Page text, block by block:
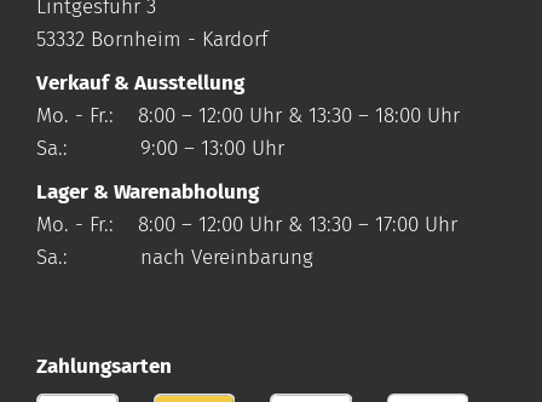
Lintgesfuhr 3
53332 Bornheim - Kardorf
Verkauf & Ausstellung
Mo. - Fr.: 8:00 – 12:00 Uhr & 13:30 – 18:00 Uhr
Sa.: 9:00 – 13:00 Uhr
Lager & Warenabholung
Mo. - Fr.: 8:00 – 12:00 Uhr & 13:30 – 17:00 Uhr
Sa.: nach Vereinbarung
Zahlungsarten